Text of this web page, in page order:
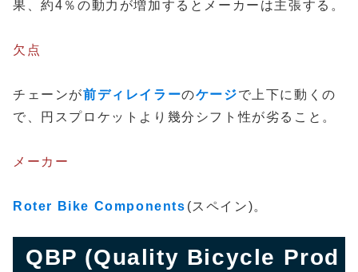
果、約4％の動力が増加するとメーカーは主張する。
欠点
チェーンが前ディレイラーのケージで上下に動くの
で、円スプロケットより幾分シフト性が劣ること。
メーカー
Roter Bike Components (スペイン)。
QBP (Quality Bicycle Prod